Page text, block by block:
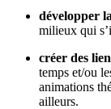
développer
milieux qui
créer des
temps et/ou
animations
ailleurs.